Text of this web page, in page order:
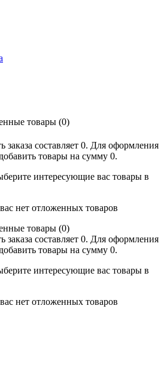
товары (0)
составляет 0. Для оформления
товары на сумму 0.
интересующие вас товары в
нет отложенных товаров
товары (0)
составляет 0. Для оформления
товары на сумму 0.
интересующие вас товары в
нет отложенных товаров